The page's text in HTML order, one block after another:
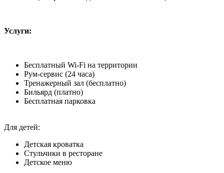
Услуги:
Бесплатный Wi-Fi на территории
Рум-сервис (24 часа)
Тренажерный зал (бесплатно)
Бильярд (платно)
Бесплатная парковка
Для детей:
Детская кроватка
Стульчики в ресторане
Детское меню